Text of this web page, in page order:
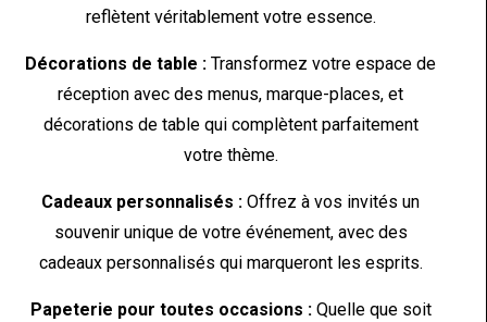
reflètent véritablement votre essence.
Décorations de table : Transformez votre espace de
réception avec des menus, marque-places, et
décorations de table qui complètent parfaitement
votre thème.
Cadeaux personnalisés : Offrez à vos invités un
souvenir unique de votre événement, avec des
cadeaux personnalisés qui marqueront les esprits.
Papeterie pour toutes occasions :Quelle que soit